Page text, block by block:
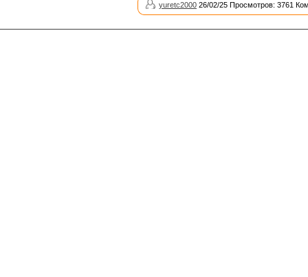
yuretc2000 26/02/25 Просмотров: 3761